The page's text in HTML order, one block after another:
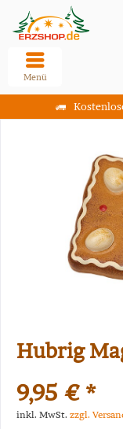
Menü
Hubrig
9,95 € *
inkl. MwSt. zzgl.